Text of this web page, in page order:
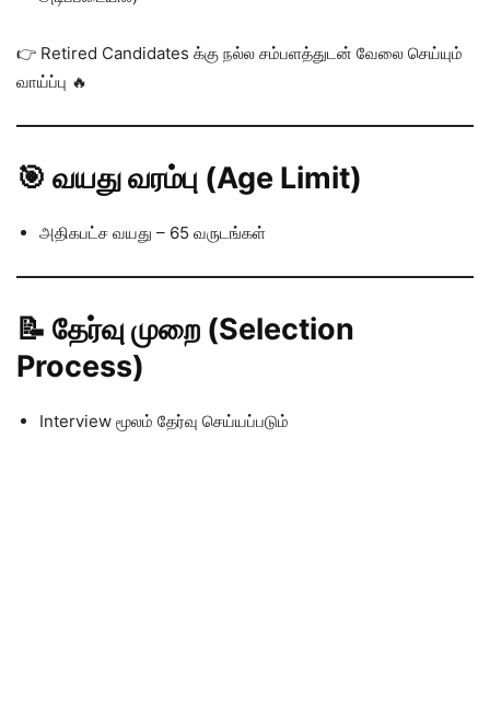
👉 Retired Candidates க்கு நல்ல சம்பளத்துடன் வேலை செய்யும்
வாய்ப்பு 🔥
🎯 வயது வரம்பு (Age Limit)
அதிகபட்ச வயது – 65 வருடங்கள்
📝 தேர்வு முறை (Selection
Process)
Interview மூலம் தேர்வு செய்யப்படும்